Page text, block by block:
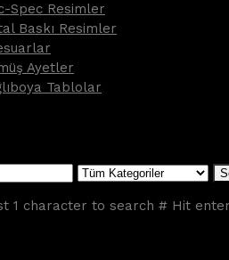
Spec Resimler
Baskı Resimler
Ayetler
Tablolar
1 character to search # Hit